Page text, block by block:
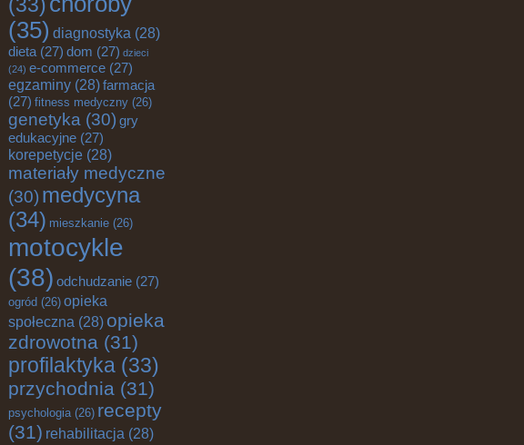
(35) diagnostyka (28)
dieta (27) dom (27) dzieci
(24) e-commerce (27)
egzaminy (28)farmacja
(27) fitness medyczny (26)
genetyka (30) gry
edukacyjne (27)
korepetycje (28)
materiały medyczne
(30) medycyna
(34) mieszkanie (26)
motocykle
(38) odchudzanie (27)
ogród (26) opieka
społeczna (28) opieka
zdrowotna (31)
profilaktyka (33)
przychodnia (31)
psychologia(26) recepty
(31) rehabilitacja (28)